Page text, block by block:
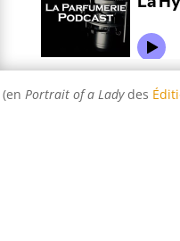
(en Portrait of a Ladydes